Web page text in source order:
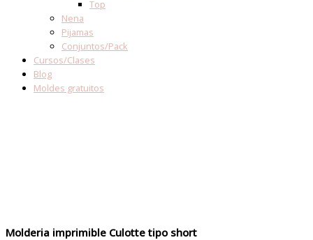
Top
Nena
Pijamas
Conjuntos/Pack
Cursos/Clases
Blog
Moldes gratuitos
Molderia imprimible Culotte tipo short